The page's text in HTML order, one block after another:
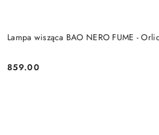
Lampa wisząca BAO NERO FUME -
Cena:
859.00